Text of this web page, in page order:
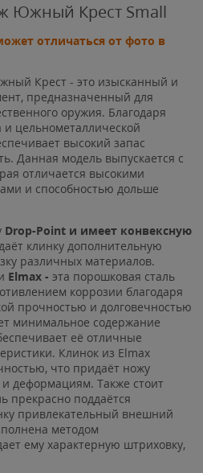
Южный Крест Small
отличаться от фото в
Крест - это изысканный и
предназначенный для
оружия. Благодаря
цельнометаллической
высокий запас
Данная модель выпускается с
отличается высокими
и способностью дольше
Drop-Point и имеет конвексную
клинку дополнительную
различных материалов.
Elmax - эта порошковая сталь
коррозии благодаря
прочностью и долговечностью
минимальное содержание
её отличные
Клинок из Elmax
что придаёт ножу
и деформациям. Также стоит
прекрасно поддаётся
привлекательный внешний
методом
ему характерную штриховку,